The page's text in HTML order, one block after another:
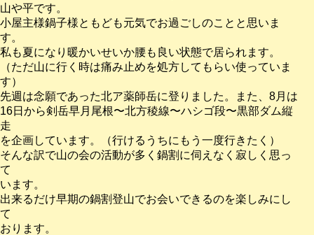
山や平です。
小屋主様鍋子様ともども元気でお過ごしのことと思いま
す。
私も夏になり暖かいせいか腰も良い状態で居られます。
（ただ山に行く時は痛み止めを処方してもらい使っていま
す）
先週は念願であった北ア薬師岳に登りました。また、8月は
16日から剣岳早月尾根〜北方稜線〜ハシゴ段〜黒部ダム縦
走
を企画しています。（行けるうちにもう一度行きたく）
そんな訳で山の会の活動が多く鍋割に伺えなく寂しく思っ
て
います。
出来るだけ早期の鍋割登山でお会いできるのを楽しみにし
て
おります。